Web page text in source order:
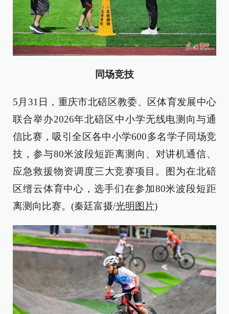
同场竞技
5月31日，重庆市北碚区教委、区体育发展中心
联合举办2026年北碚区中小学无线电测向与通
信比赛，吸引全区各中小学600多名学子同场竞
技，参与80米波段短距离测向、对讲机通信、
应急救援物资调度三大竞赛项目。图为在北碚
区缙云体育中心，选手们在参加80米波段短距
离测向比赛。(秦廷富摄/光明图片)